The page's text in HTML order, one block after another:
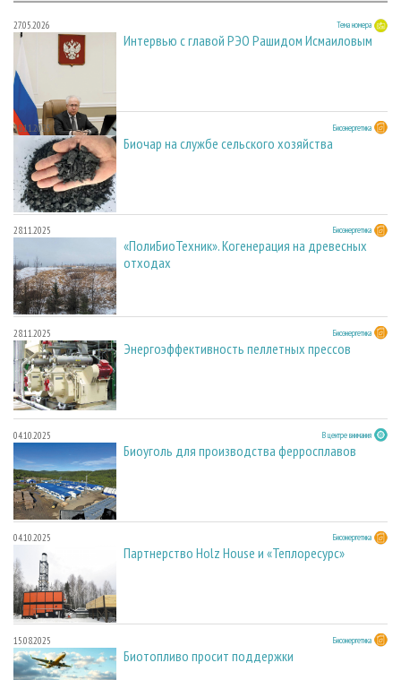
27.05.2026 Тема номера
Интервью с главой РЭО Рашидом Исмаиловым
28.11.2025 Биоэнергетика
Биочар на службе сельского хозяйства
28.11.2025 Биоэнергетика
«ПолиБиоТехник». Когенерация на древесных
отходах
28.11.2025 Биоэнергетика
Энергоэффективность пеллетных прессов
04.10.2025 В центре внимания
Биоуголь для производства ферросплавов
04.10.2025 Биоэнергетика
Партнерство Holz House и «Теплоресурс»
15.08.2025 Биоэнергетика
Биотопливо просит поддержки